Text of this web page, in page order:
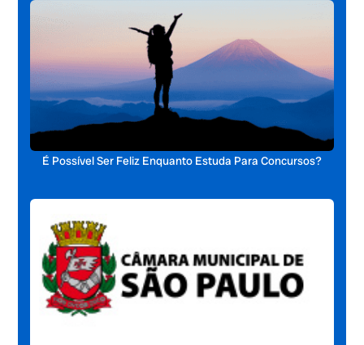
É Possível Ser Feliz Enquanto Estuda Para Concursos?